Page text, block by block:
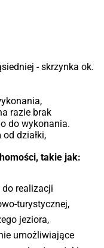
- skrzynka ok.
razie brak
do wykonania.
działki,
takie jak:
realizacji
turystycznej,
jeziora,
umożliwiające